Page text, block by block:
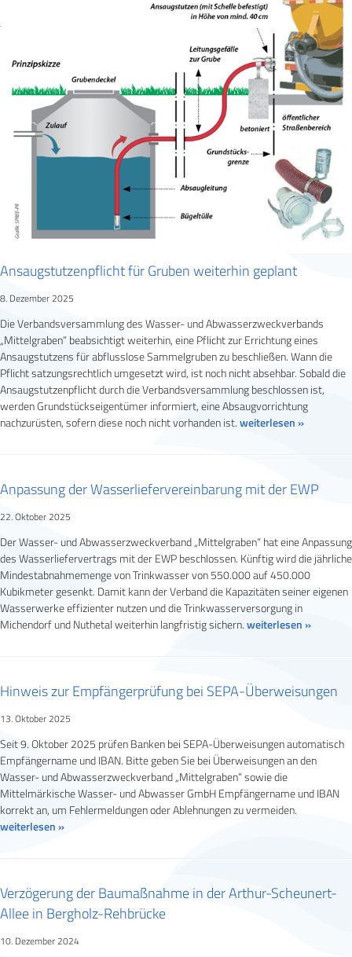
Ansaugstutzenpflicht für Gruben weiterhin geplant
8. Dezember 2025
Die Verbandsversammlung des Wasser- und Abwasserzweckverbands
„Mittelgraben“ beabsichtigt weiterhin, eine Pflicht zur Errichtung eines
Ansaugstutzens für abflusslose Sammelgruben zu beschließen. Wann die
Pflicht satzungsrechtlich umgesetzt wird, ist noch nicht absehbar. Sobald die
Ansaugstutzenpflicht durch die Verbandsversammlung beschlossen ist,
werden Grundstückseigentümer informiert, eine Absaugvorrichtung
nachzurüsten, sofern diese noch nicht vorhanden ist.weiterlesen »
Anpassung der Wasserliefervereinbarung mit der EWP
22. Oktober 2025
Der Wasser- und Abwasserzweckverband „Mittelgraben“ hat eine Anpassung
des Wasserliefervertrags mit der EWP beschlossen. Künftig wird die jährliche
Mindestabnahmemenge von Trinkwasser von 550.000 auf 450.000
Kubikmeter gesenkt. Damit kann der Verband die Kapazitäten seiner eigenen
Wasserwerke effizienter nutzen und die Trinkwasserversorgung in
Michendorf und Nuthetal weiterhin langfristig sichern.weiterlesen »
Hinweis zur Empfängerprüfung bei SEPA-Überweisungen
13. Oktober 2025
Seit 9. Oktober 2025 prüfen Banken bei SEPA-Überweisungen automatisch
Empfängername und IBAN. Bitte geben Sie bei Überweisungen an den
Wasser- und Abwasserzweckverband „Mittelgraben“ sowie die
Mittelmärkische Wasser- und Abwasser GmbH Empfängername und IBAN
korrekt an, um Fehlermeldungen oder Ablehnungen zu vermeiden.
weiterlesen »
Verzögerung der Baumaßnahme in der Arthur-Scheunert-
Allee in Bergholz-Rehbrücke
10. Dezember 2024